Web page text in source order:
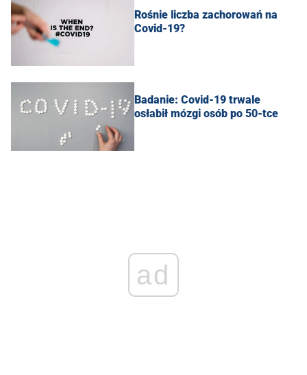
Rośnie liczba zachorowań na
Covid-19?
Badanie: Covid-19 trwale
osłabił mózgi osób po 50-tce
ad